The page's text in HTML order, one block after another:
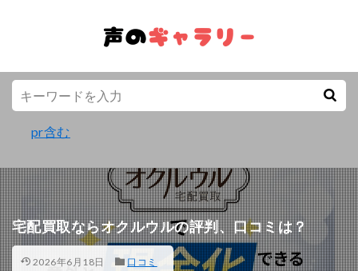
pr含む
宅配買取ならオクルウルの評判、口コミは？
2026年6月18日 口コミ